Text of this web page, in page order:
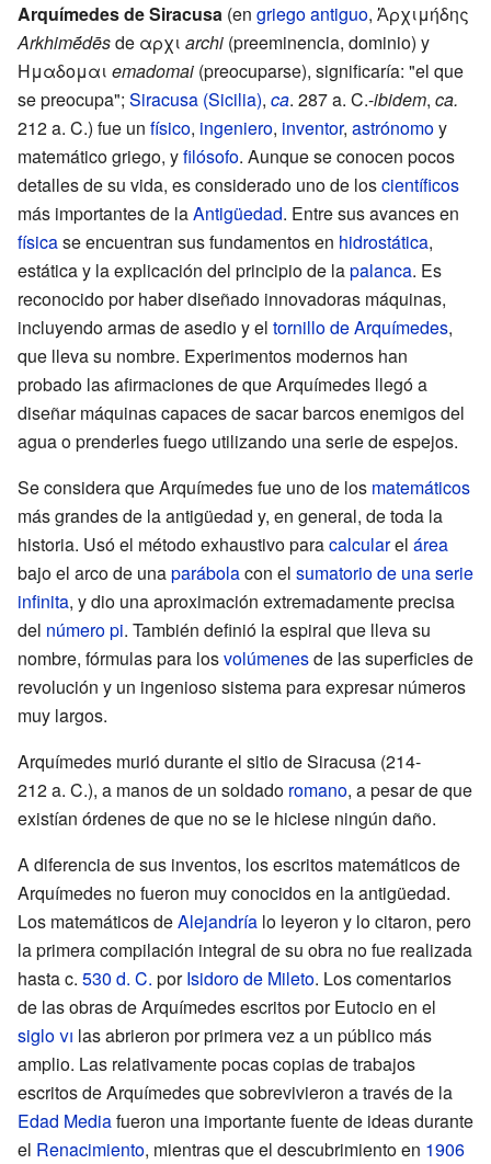
Arquímedes de Siracusa (en griego antiguo, Ἀρχιμήδης
Arkhimḗdēsde αρχι archi (preeminencia, dominio) y
Ημαδομαι emadomai (preocuparse), significaría: "el que
se preocupa"; Siracusa (Sicilia), ca. 287 a. C.-ibidem, ca.
212 a. C.) fue un físico, ingeniero, inventor, astrónomoy
matemático griego, yfilósofo. Aunque se conocen pocos
detalles de su vida, es considerado uno de loscientíficos
más importantes de laAntigüedad. Entre sus avances en
físicase encuentran sus fundamentos en hidrostática,
estática y la explicación del principio de lapalanca. Es
reconocido por haber diseñado innovadoras máquinas,
incluyendo armas de asedio y el tornillo de Arquímedes,
que lleva su nombre. Experimentos modernos han
probado las afirmaciones de que Arquímedes llegó a
diseñar máquinas capaces de sacar barcos enemigos del
agua o prenderles fuego utilizando una serie de espejos.
Se considera que Arquímedes fue uno de los matemáticos
más grandes de la antigüedad y, en general, de toda la
historia. Usó el método exhaustivo paracalcularel área
bajo el arco de unaparábolacon el sumatorio de una serie
infinita, y dio una aproximación extremadamente precisa
del número pi. También definió la espiral que lleva su
nombre, fórmulas para losvolúmenesde las superficies de
revolución y un ingenioso sistema para expresar números
muy largos.
Arquímedes murió durante el sitio de Siracusa (214-
212 a. C.), a manos de un soldado romano, a pesar de que
existían órdenes de que no se le hiciese ningún daño.
A diferencia de sus inventos, los escritos matemáticos de
Arquímedes no fueron muy conocidos en la antigüedad.
Los matemáticos deAlejandría lo leyeron y lo citaron, pero
la primera compilación integral de su obra no fue realizada
hasta c. 530 d. C. porIsidoro de Mileto. Los comentarios
de las obras de Arquímedes escritos por Eutocio en el
siglovi las abrieron por primera vez a un público más
amplio. Las relativamente pocas copias de trabajos
escritos de Arquímedes que sobrevivieron a través de la
Edad Mediafueron una importante fuente de ideas durante
el Renacimiento, mientras que el descubrimiento en 1906